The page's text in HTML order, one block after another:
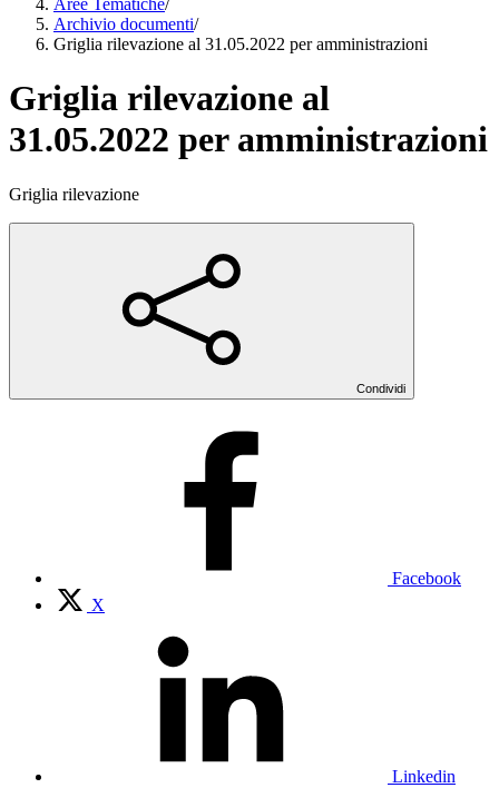
Aree Tematiche/
Archivio documenti/
Griglia rilevazione al 31.05.2022 per amministrazioni
Griglia rilevazione al
31.05.2022 per amministrazioni
Griglia rilevazione
Condividi
Facebook
X
Linkedin